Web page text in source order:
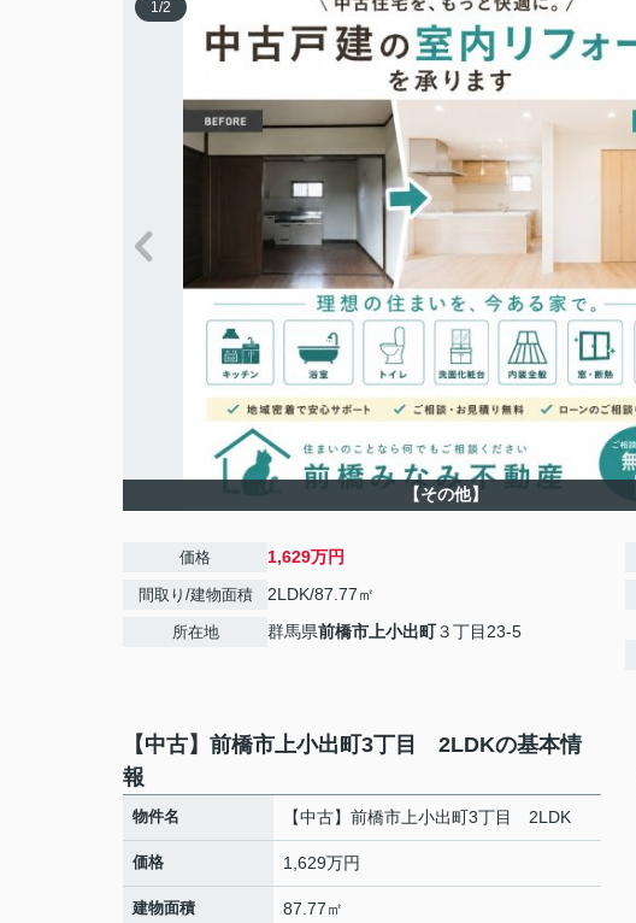
1/2
【その他】
価格 1,629万円
間取り/建物面積 2LDK/87.77㎡
所在地 群馬県前橋市 上小出町３丁目23-5
【中古】前橋市上小出町3丁目 2LDKの基本情
報
物件名 【中古】前橋市上小出町3丁目 2LDK
価格 1,629万円
建物面積 87.77㎡